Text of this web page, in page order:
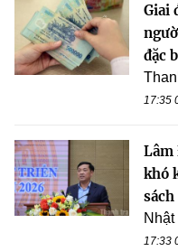
Giai
đặc
17:35
Lâm
khó
sách
Nhật
17:33